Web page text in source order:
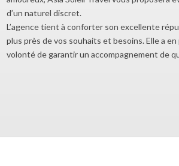
d’un naturel discret.
L’agence tient à conforter son excellente
plus près de vos souhaits et besoins. Elle a en
volonté de garantir un accompagnement de